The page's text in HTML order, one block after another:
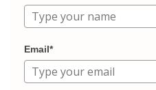
Email*